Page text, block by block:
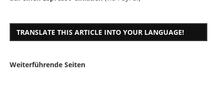
TRANSLATE THIS ARTICLE INTO YOUR LANGUAGE!
Weiterführende Seiten